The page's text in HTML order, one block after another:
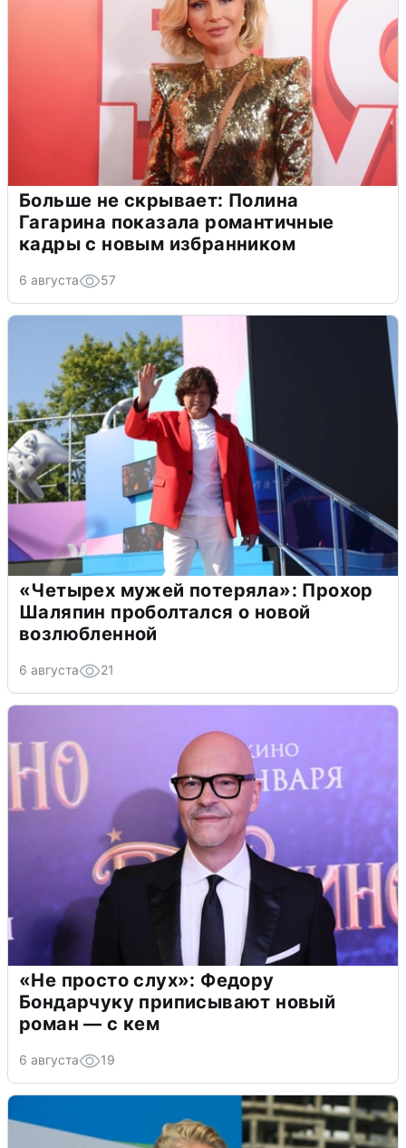
Больше не скрывает: Полина
Гагарина показала романтичные
кадры с новым избранником
6 августа 57
«Четырех мужей потеряла»: Прохор
Шаляпин проболтался о новой
возлюбленной
6 августа 21
«Не просто слух»: Федору
Бондарчуку приписывают новый
роман — с кем
6 августа 19